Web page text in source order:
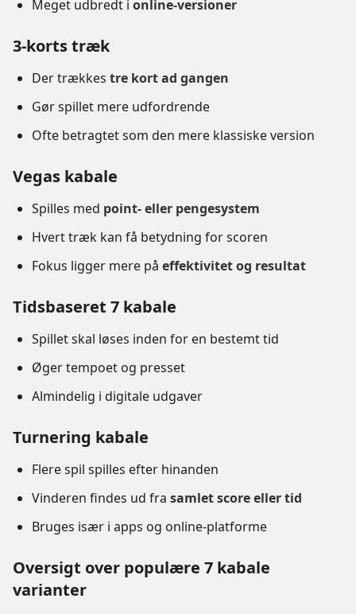
Meget udbredt i online-versioner
3-korts træk
Der trækkes tre kort ad gangen
Gør spillet mere udfordrende
Ofte betragtet som den mere klassiske version
Vegas kabale
Spilles med point- eller pengesystem
Hvert træk kan få betydning for scoren
Fokus ligger mere på effektivitet og resultat
Tidsbaseret 7 kabale
Spillet skal løses inden for en bestemt tid
Øger tempoet og presset
Almindelig i digitale udgaver
Turnering kabale
Flere spil spilles efter hinanden
Vinderen findes ud fra samlet score eller tid
Bruges især i apps og online-platforme
Oversigt over populære 7 kabale
varianter